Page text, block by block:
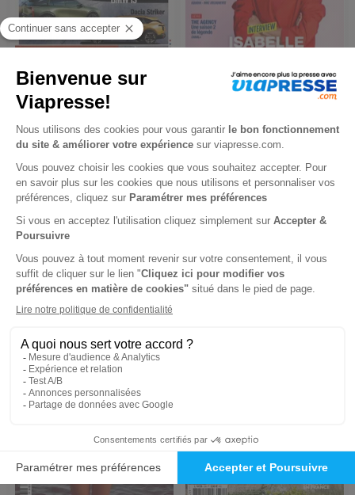
L'Automobile Magazine
6 mois
39 €
21,25 €
Ajouter au panier
Télécable Sat Hebdo
1 an
119,60 €
78,97 €
Ajouter au panier